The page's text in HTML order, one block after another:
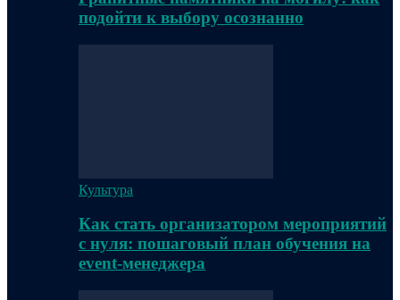
подойти к выбору осознанно
Культура
Как стать организатором мероприятий
с нуля: пошаговый план обучения на
event-менеджера